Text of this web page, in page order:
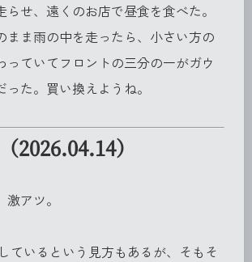
せ、遠くのお店で昼食を食べた。
まま雨の中を走ったら、小さい方の
っていてフロントの三分の一がガウ
た。買い換えようね。
2026.04.14）
アツ。
ているという見方もあるが、そもそ